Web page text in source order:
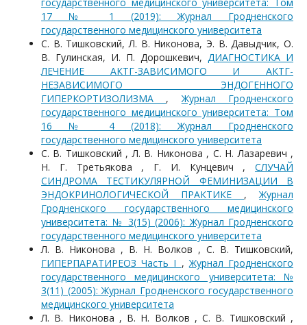
государственного медицинского университета: Том
17 № 1 (2019): Журнал Гродненского
государственного медицинского университета
С. В. Тишковский, Л. В. Никонова, Э. В. Давыдчик, О.
В. Гулинская, И. П. Дорошкевич, ДИАГНОСТИКА И
ЛЕЧЕНИЕ АКТГ-ЗАВИСИМОГО И АКТГ-
НЕЗАВИСИМОГО ЭНДОГЕННОГО
ГИПЕРКОРТИЗОЛИЗМА ,Журнал Гродненского
государственного медицинского университета: Том
16 № 4 (2018): Журнал Гродненского
государственного медицинского университета
С. В. Тишковский , Л. В. Никонова , С. Н. Лазаревич ,
Н. Г. Третьякова , Г. И. Кунцевич , СЛУЧАЙ
СИНДРОМА ТЕСТИКУЛЯРНОЙ ФЕМИНИЗАЦИИ В
ЭНДОКРИНОЛОГИЧЕСКОЙ ПРАКТИКЕ ,Журнал
Гродненского государственного медицинского
университета: № 3(15) (2006): Журнал Гродненского
государственного медицинского университета
Л. В. Никонова , В. Н. Волков , С. В. Тишковский,
ГИПЕРПАРАТИРЕОЗ Часть I ,Журнал Гродненского
государственного медицинского университета: №
3(11) (2005): Журнал Гродненского государственного
медицинского университета
Л. В. Никонова , В. Н. Волков , С. В. Тишковский ,